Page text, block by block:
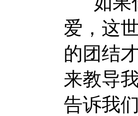
爱，这
的团结
来教导
告诉我